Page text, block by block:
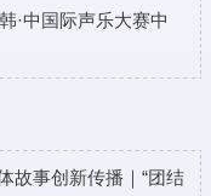
·中国际声乐大赛中
故事创新传播｜“团结